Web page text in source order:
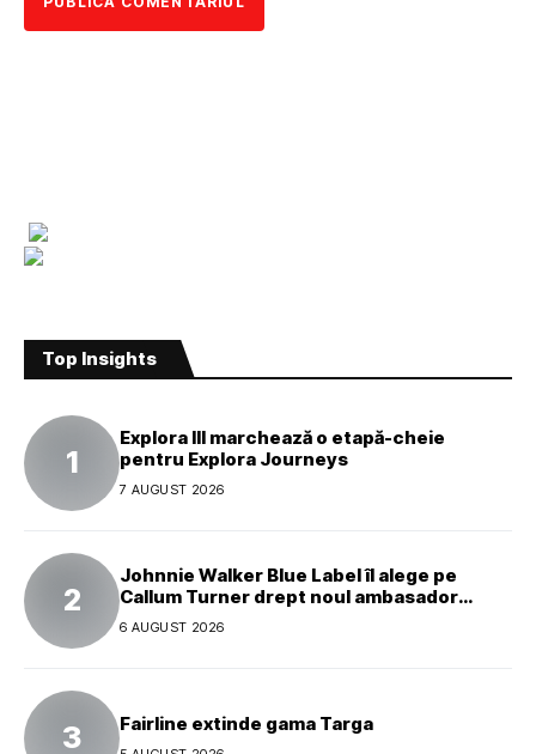
Top Insights
Explora III marchează o etapă-cheie
pentru Explora Journeys
7 AUGUST 2026
Johnnie Walker Blue Label îl alege pe
Callum Turner drept noul ambasador
global al mărcii
6 AUGUST 2026
Fairline extinde gama Targa